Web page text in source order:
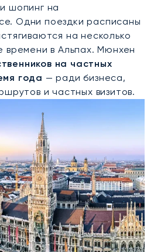
шопинг на
Одни поездки расписаны
на несколько
времени в Альпах. Мюнхен
на частных
года — ради бизнеса,
и частных визитов.